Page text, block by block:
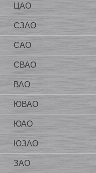
ЦАО
СЗАО
САО
СВАО
ВАО
ЮВАО
ЮАО
ЮЗАО
ЗАО